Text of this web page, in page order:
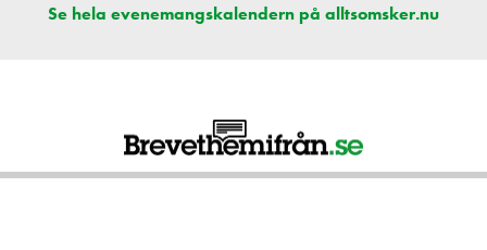
Se hela evenemangskalendern på alltsomsker.nu